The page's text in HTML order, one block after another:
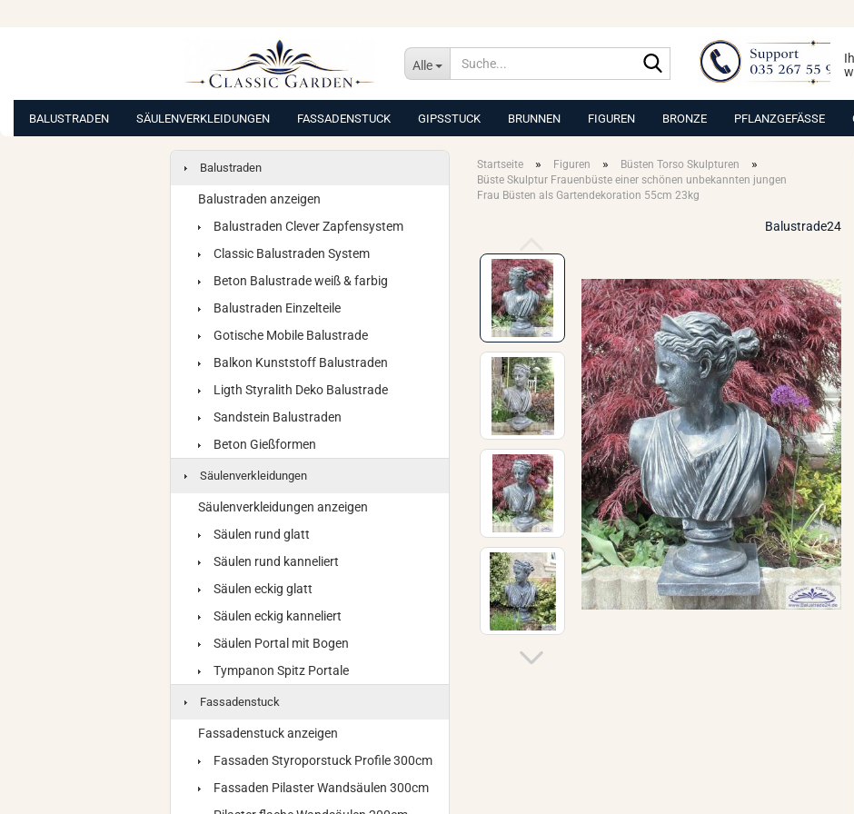
Alle
Suche...
BALUSTRADEN SÄULENVERKLEIDUNGEN FASSADENSTUCK GIPSSTUCK BRUNNEN FIGUREN BRONZE PFLANZGEFÄSSE
Startseite » Figuren » Büsten Torso Skulpturen »
Büste Skulptur Frauenbüste einer schönen unbekannten jungen
Frau Büsten als Gartendekoration 55cm 23kg
Balustrade24
Balustraden
Balustraden anzeigen
Balustraden Clever Zapfensystem
Classic Balustraden System
Beton Balustrade weiß & farbig
Balustraden Einzelteile
Gotische Mobile Balustrade
Balkon Kunststoff Balustraden
Ligth Styralith Deko Balustrade
Sandstein Balustraden
Beton Gießformen
Säulenverkleidungen
Säulenverkleidungen anzeigen
Säulen rund glatt
Säulen rund kanneliert
Säulen eckig glatt
Säulen eckig kanneliert
Säulen Portal mit Bogen
Tympanon Spitz Portale
Fassadenstuck
Fassadenstuck anzeigen
Fassaden Styroporstuck Profile 300cm
Fassaden Pilaster Wandsäulen 300cm